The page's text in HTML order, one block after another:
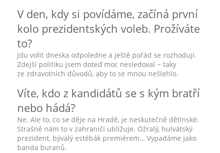
V den, kdy si povídáme, začíná první
kolo prezidentských voleb. Prožíváte
to?
Jdu volit dneska odpoledne a ještě pořád se rozhoduji.
Zdejší politiku jsem doteď moc nesledoval − taky
ze zdravotních důvodů, aby to se mnou nešlehlo.
Víte, kdo z kandidátů se s kým bratří
nebo hádá?
Ne. Ale to, co se děje na Hradě, je neskutečně dětinské.
Strašně nám to v zahraničí ubližuje. Ožralý, hulvátský
prezident, bývalý estébák premiérem… Vypadáme jako
banda buranů.